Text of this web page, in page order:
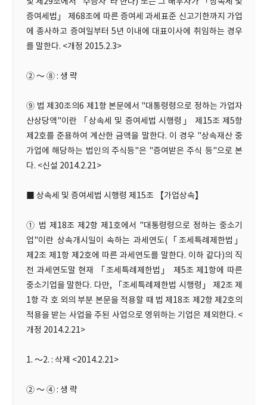
증여세법」 제68조에 따른 증여세 과세표준 신고기한까지 가업
에 종사하고 증여일부터 5년 이내에 대표이사에 취임하는 경우
를 말한다. <개정 2015.2.3>
② ～ ⑧ : 생 략
⑨ 법 제30조의6 제1항 본문에서 "대통령령으로 정하는 가업자
산상당액"이란 「상속세 및 증여세법 시행령」 제15조 제5항
제2호를 준용하여 계산한 금액을 말한다. 이 경우 "상속재산 중
가업에 해당하는 법인의 주식등"은 "증여받은 주식 등"으로 본
다. <신설 2014.2.21>
■ 상속세 및 증여세법 시행령 제15조 【가업상속】
① 법 제18조 제2항 제1호에서 "대통령령으로 정하는 중소기
업"이란 상속개시일이 속하는 과세연도(「조세특례제한법」
제2조 제1항 제2호에 따른 과세연도를 말한다. 이하 같다)의 직
전 과세연도말 현재 「조세특례제한법」 제5조 제1항에 따른
중소기업을 말한다. 다만, 「조세특례제한법 시행령」 제2조 제
1항 각 호 외의 부분 본문을 적용할 때 법 제18조 제2항 제2호의
적용을 받는 사업을 주된 사업으로 영위하는 기업은 제외한다. <
개정 2014.2.21>
1. ～2. : 삭제 <2014.2.21>
② ～ ④ : 생 략